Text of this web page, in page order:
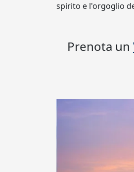
spirito e l'orgoglio
Prenota un